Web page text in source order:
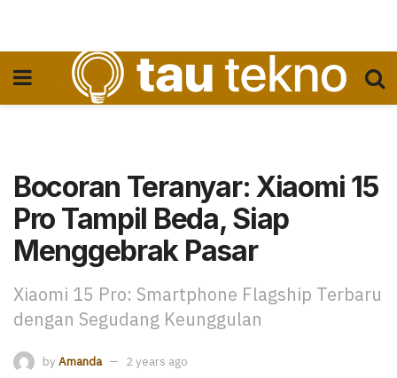
Bocoran Teranyar: Xiaomi 15
Pro Tampil Beda, Siap
Menggebrak Pasar
Xiaomi 15 Pro: Smartphone Flagship Terbaru
dengan Segudang Keunggulan
by Amanda 2 years ago